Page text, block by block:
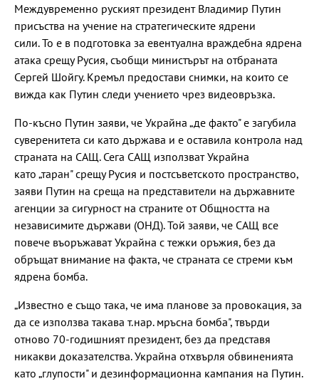
Междувременно руският президент Владимир Путин
присъства на учение на стратегическите ядрени
сили. То е в подготовка за евентуална враждебна ядрена
атака срещу Русия, съобщи министърът на отбраната
Сергей Шойгу. Кремъл предостави снимки, на които се
вижда как Путин следи учението чрез видеовръзка.
По-късно Путин заяви, че Украйна „де факто" е загубила
суверенитета си като държава и е оставила контрола над
страната на САЩ. Сега САЩ използват Украйна
като „таран" срещу Русия и постсъветското пространство,
заяви Путин на среща на представители на държавните
агенции за сигурност на страните от Общността на
независимите държави (ОНД). Той заяви, че САЩ все
повече въоръжават Украйна с тежки оръжия, без да
обръщат внимание на факта, че страната се стреми към
ядрена бомба.
„Известно е също така, че има планове за провокация, за
да се използва такава т.нар. мръсна бомба", твърди
отново 70-годишният президент, без да представя
никакви доказателства. Украйна отхвърля обвиненията
като „глупости" и дезинформационна кампания на Путин.